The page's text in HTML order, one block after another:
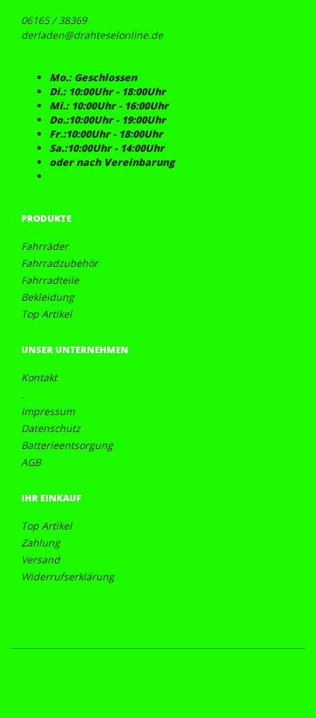
06165 / 38369
derladen@drahteselonline.de
Mo.: Geschlossen
Di.: 10:00Uhr - 18:00Uhr
Mi.: 10:00Uhr - 16:00Uhr
Do.:10:00Uhr - 19:00Uhr
Fr.:10:00Uhr - 18:00Uhr
Sa.:10:00Uhr - 14:00Uhr
oder nach Vereinbarung
PRODUKTE
Fahrräder
Fahrradzubehör
Fahrradteile
Bekleidung
Top Artikel
UNSER UNTERNEHMEN
Kontakt
.
Impressum
Datenschutz
Batterieentsorgung
AGB
IHR EINKAUF
Top Artikel
Zahlung
Versand
Widerrufserklärung